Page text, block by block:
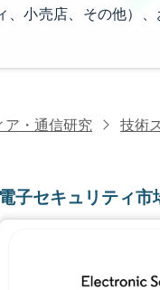
小売店、その他）
ア・通信研究 技術
電子セキュリティ